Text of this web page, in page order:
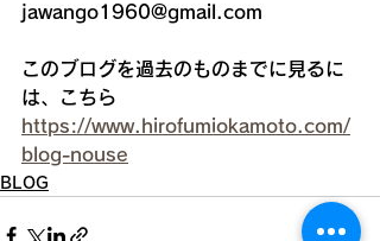
jawango1960@gmail.com
このブログを過去のものまでに見るに
は、こちら
https://www.hirofumiokamoto.com/
blog-nouse
BLOG